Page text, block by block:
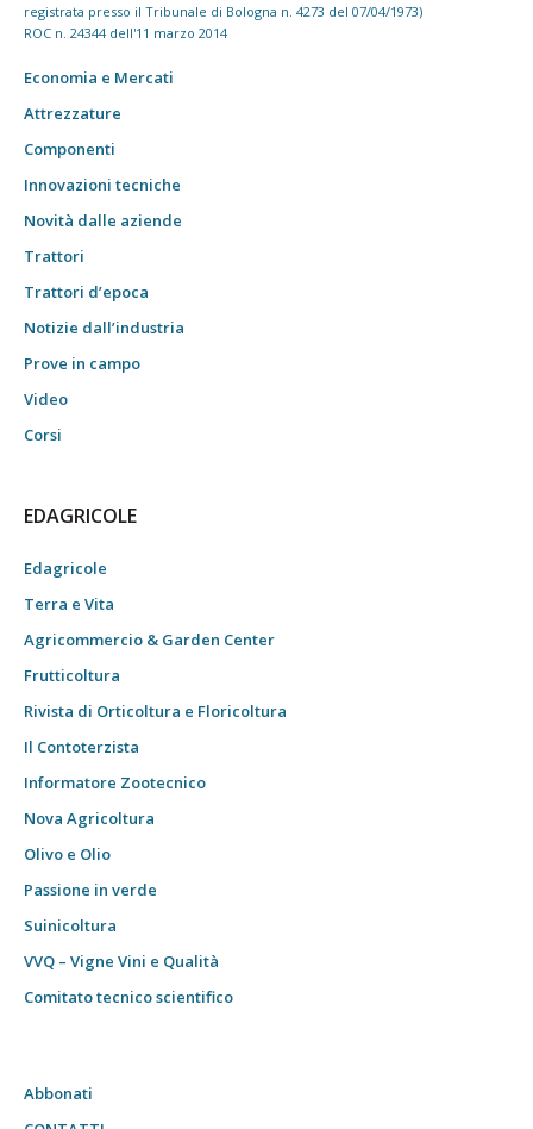
registrata presso il Tribunale di Bologna n. 4273 del 07/04/1973)
ROC n. 24344 dell'11 marzo 2014
Economia e Mercati
Attrezzature
Componenti
Innovazioni tecniche
Novità dalle aziende
Trattori
Trattori d’epoca
Notizie dall’industria
Prove in campo
Video
Corsi
EDAGRICOLE
Edagricole
Terra e Vita
Agricommercio & Garden Center
Frutticoltura
Rivista di Orticoltura e Floricoltura
Il Contoterzista
Informatore Zootecnico
Nova Agricoltura
Olivo e Olio
Passione in verde
Suinicoltura
VVQ – Vigne Vini e Qualità
Comitato tecnico scientifico
Abbonati